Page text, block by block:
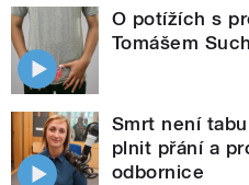
O potížích s
Tomášem
Smrt není
plnit přání a
odbornice